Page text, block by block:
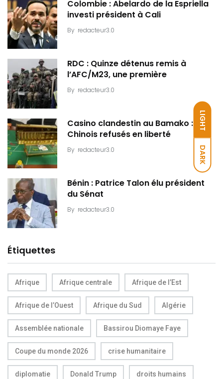
LIGHT
DARK
Colombie : Abelardo de la Espriella
investi président à Cali
By redacteur3.0
RDC : Quinze détenus remis à
l’AFC/M23, une première
By redacteur3.0
Casino clandestin au Bamako : Dix
Chinois refusés en liberté
By redacteur3.0
Bénin : Patrice Talon élu président
du Sénat
By redacteur3.0
Étiquettes
Afrique Afrique centrale Afrique de l’Est
Afrique de l’Ouest Afrique du Sud Algérie
Assemblée nationale Bassirou Diomaye Faye
Coupe du monde 2026 crise humanitaire
diplomatie Donald Trump droits humains